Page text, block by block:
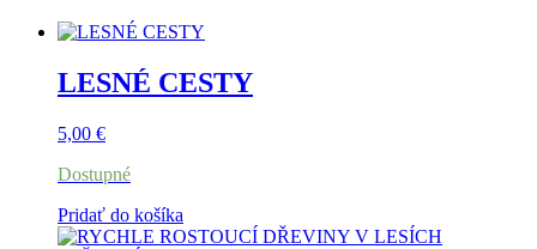
LESNÉ CESTY
5,00 €
Dostupné
Pridať do košíka